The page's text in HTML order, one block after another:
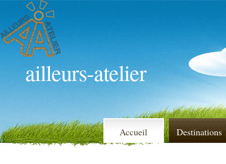
ailleurs-atelier
Accueil Destinations